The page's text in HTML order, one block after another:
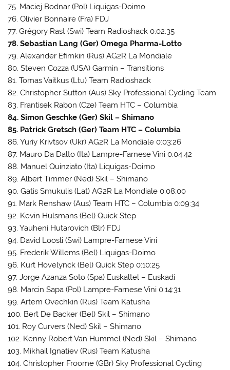
75. Maciej Bodnar (Pol) Liquigas-Doimo
76. Olivier Bonnaire (Fra) FDJ
77. Grégory Rast (Swi) Team Radioshack 0:02:35
78. Sebastian Lang (Ger) Omega Pharma-Lotto
79. Alexander Efimkin (Rus) AG2R La Mondiale
80. Steven Cozza (USA) Garmin – Transitions
81. Tomas Vaitkus (Ltu) Team Radioshack
82. Christopher Sutton (Aus) Sky Professional Cycling Team
83. Frantisek Rabon (Cze) Team HTC – Columbia
84. Simon Geschke (Ger) Skil – Shimano
85. Patrick Gretsch (Ger) Team HTC – Columbia
86. Yuriy Krivtsov (Ukr) AG2R La Mondiale 0:03:26
87. Mauro Da Dalto (Ita) Lampre-Farnese Vini 0:04:42
88. Manuel Quinziato (Ita) Liquigas-Doimo
89. Albert Timmer (Ned) Skil – Shimano
90. Gatis Smukulis (Lat) AG2R La Mondiale 0:08:00
91. Mark Renshaw (Aus) Team HTC – Columbia 0:09:34
92. Kevin Hulsmans (Bel) Quick Step
93. Yauheni Hutarovich (Blr) FDJ
94. David Loosli (Swi) Lampre-Farnese Vini
95. Frederik Willems (Bel) Liquigas-Doimo
96. Kurt Hovelynck (Bel) Quick Step 0:10:25
97. Jorge Azanza Soto (Spa) Euskaltel – Euskadi
98. Marcin Sapa (Pol) Lampre-Farnese Vini 0:14:31
99. Artem Ovechkin (Rus) Team Katusha
100. Bert De Backer (Bel) Skil – Shimano
101. Roy Curvers (Ned) Skil – Shimano
102. Kenny Robert Van Hummel (Ned) Skil – Shimano
103. Mikhail Ignatiev (Rus) Team Katusha
104. Christopher Froome (GBr) Sky Professional Cycling